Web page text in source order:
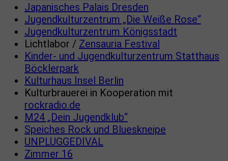
Japanisches Palais Dresden
Jugendkulturzentrum „Die Weiße Rose“
Jugendkulturzentrum Königsstadt
Lichtlabor / Zensauria Festival
Kinder- und Jugendkulturzentrum Statthaus
Böcklerpark
Kulturhaus Insel Berlin
Kulturbrauerei in Kooperation mit
rockradio.de
M24 „Dein Jugendklub“
Speiches Rock und Blueskneipe
UNPLUGGEDIVAL
Zimmer 16